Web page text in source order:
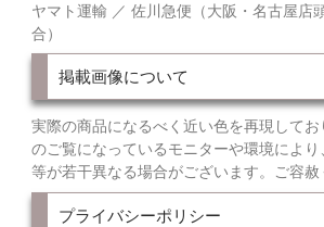
ヤマト運輸 ／ 佐川急便（大阪・名古屋店
合）
掲載画像について
実際の商品になるべく近い色を再現して
のご覧になっているモニターや環境によ
等が若干異なる場合がございます。ご容赦
プライバシーポリシー